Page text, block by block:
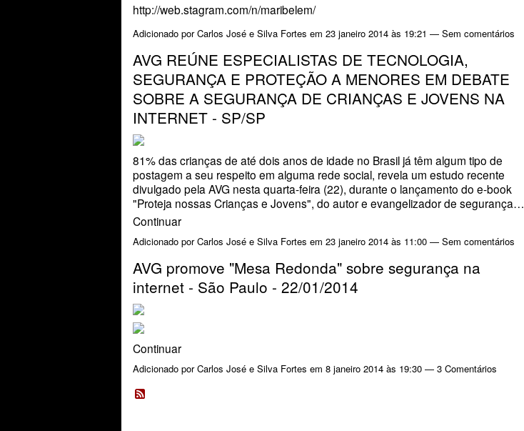
http://web.stagram.com/n/maribelem/
Adicionado porCarlos José e Silva Fortes em 23 janeiro 2014 às 19:21 — Sem comentários
AVG REÚNE ESPECIALISTAS DE TECNOLOGIA,
SEGURANÇA E PROTEÇÃO A MENORES EM DEBATE
SOBRE A SEGURANÇA DE CRIANÇAS E JOVENS NA
INTERNET - SP/SP
81% das crianças de até dois anos de idade no Brasil já têm algum tipo de
postagem a seu respeito em alguma rede social, revela um estudo recente
divulgado pela AVG nesta quarta-feira (22), durante o lançamento do e-book
"Proteja nossas Crianças e Jovens", do autor e evangelizador de segurança…
Continuar
Adicionado porCarlos José e Silva Fortes em 23 janeiro 2014 às 11:00 — Sem comentários
AVG promove "Mesa Redonda" sobre segurança na
internet - São Paulo - 22/01/2014
Continuar
Adicionado porCarlos José e Silva Fortes em 8 janeiro 2014 às 19:30 — 3 Comentários